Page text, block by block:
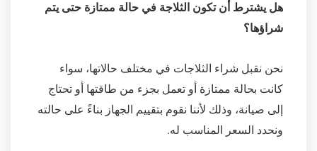
هل يشترط أن تكون الثلاجة في حالة ممتازة حتى يتم
شراؤها؟
نحن نقبل شراء الثلاجات في مختلف حالاتها، سواء
كانت بحالة ممتازة أو تعمل بجزء من طاقتها أو تحتاج
إلى صيانة، وذلك لأننا نقوم بتقييم الجهاز بناءً على حالته
ونحدد السعر المناسب له.